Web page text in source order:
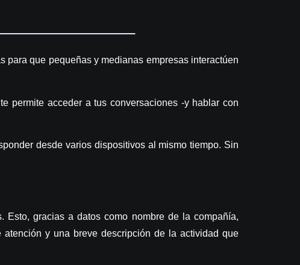
para que pequeñas y medianas empresas interactúen
permite acceder a tus conversaciones -y hablar con
desde varios dispositivos al mismo tiempo. Sin
gracias a datos como nombre de la compañía,
y una breve descripción de la actividad que